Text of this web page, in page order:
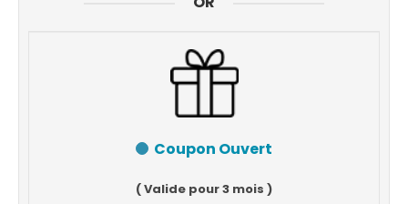
Coupon Ouvert
( Valide pour 3 mois )